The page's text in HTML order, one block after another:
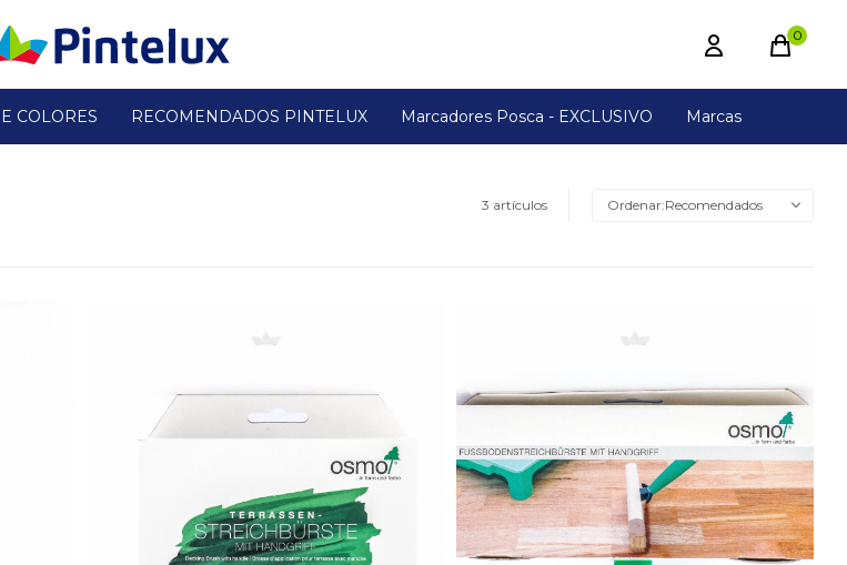
COLORES RECOMENDADOS PINTELUX Marcadores Posca - EXCLUSIVO Marcas
0
3 artículos Recomendados